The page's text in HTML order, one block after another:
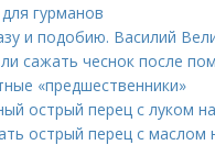
гурманов
и подобию. Василий
сажать чеснок после
«предшественники»
острый перец с луком
острый перец с маслом